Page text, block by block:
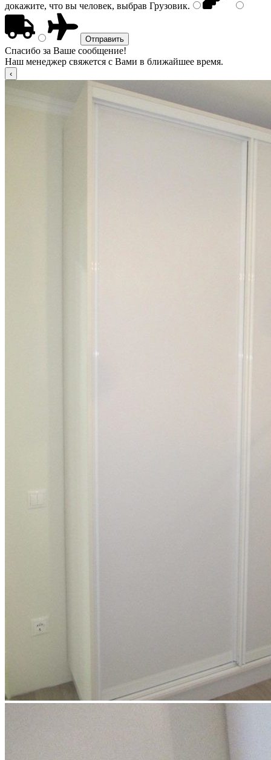
докажите, что вы человек, выбрав Грузовик.
Спасибо за Ваше сообщение!
Наш менеджер свяжется с Вами в ближайшее время.